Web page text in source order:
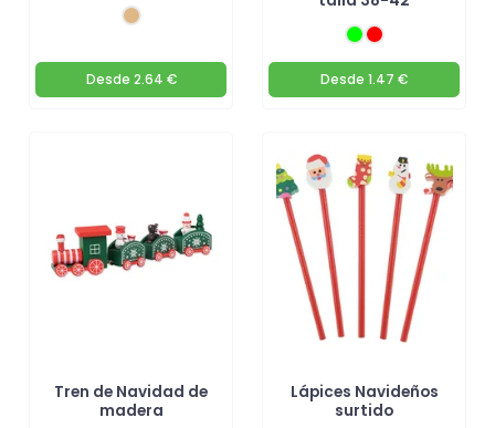
Desde 2.64 € Desde 1.47 €
Tren de Navidad de
madera
Lápices Navideños
surtido